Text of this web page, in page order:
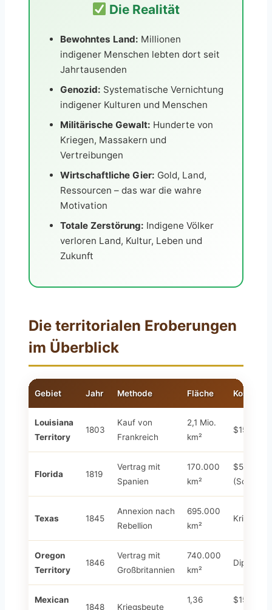
Die Realität
Bewohntes Land: Millionen
indigener Menschen lebten dort seit
Jahrtausenden
Genozid: Systematische Vernichtung
indigener Kulturen und Menschen
Militärische Gewalt: Hunderte von
Kriegen, Massakern und
Vertreibungen
Wirtschaftliche Gier: Gold, Land,
Ressourcen – das war die wahre
Motivation
Totale Zerstörung: Indigene Völker
verloren Land, Kultur, Leben und
Zukunft
Die territorialen Eroberungen
im Überblick
Gebiet Jahr Methode Fläche Kosten/
Louisiana
Territory
1803
Kauf von
Frankreich
2,1 Mio.
km²
$15
Florida 1819
Vertrag mit
Spanien
170.000
km²
$5
Texas 1845
Annexion nach
Rebellion
695.000
km²
Oregon
Territory
1846
Vertrag mit
Großbritannien
740.000
km²
Mexican
1848 Kriegsbeute
1,36
$15